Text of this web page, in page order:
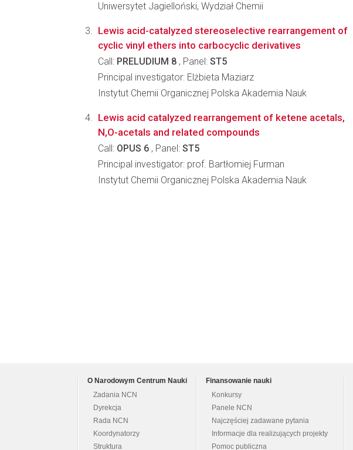
Uniwersytet Jagielloński, Wydział Chemii
Lewis acid-catalyzed stereoselective rearrangement of
cyclic vinyl ethers into carbocyclic derivatives
Call: PRELUDIUM 8 , Panel: ST5
Principal investigator: Elżbieta Maziarz
Instytut Chemii Organicznej Polska Akademia Nauk
Lewis acid catalyzed rearrangement of ketene acetals,
N,O-acetals and related compounds
Call: OPUS 6 , Panel: ST5
Principal investigator: prof. Bartłomiej Furman
Instytut Chemii Organicznej Polska Akademia Nauk
O Narodowym Centrum Nauki
Zadania NCN
Dyrekcja
Rada NCN
Koordynatorzy
Struktura
Finansowanie nauki
Konkursy
Panele NCN
Najczęściej zadawane pytania
Informacje dla realizujących projekty
Pomoc publiczna